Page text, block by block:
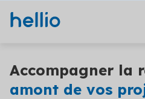
Accompagner la
amont de vos